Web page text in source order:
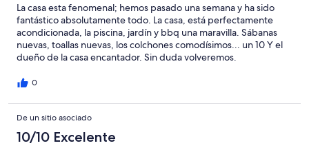
La casa esta fenomenal; hemos pasado una semana y ha sido
fantástico absolutamente todo. La casa, está perfectamente
acondicionada, la piscina, jardín y bbq una maravilla. Sábanas
nuevas, toallas nuevas, los colchones comodísimos... un 10 Y el
dueño de la casa encantador. Sin duda volveremos.
0
De un sitio asociado
10/10 Excelente